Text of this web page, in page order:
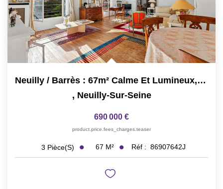
Neuilly / Barrès : 67m² Calme Et Lumineux, Possibilité 2ch
, Neuilly-Sur-Seine
690 000 €
product.price.fees_charges.teaser
3 Pièce(s) 67 M² Réf : 86907642J